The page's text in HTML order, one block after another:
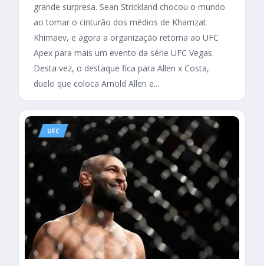
grande surpresa. Sean Strickland chocou o mundo
ao tomar o cinturão dos médios de Khamzat
Khimaev, e agora a organização retorna ao UFC
Apex para mais um evento da série UFC Vegas.
Desta vez, o destaque fica para Allen x Costa,
duelo que coloca Arnold Allen e...
UFC